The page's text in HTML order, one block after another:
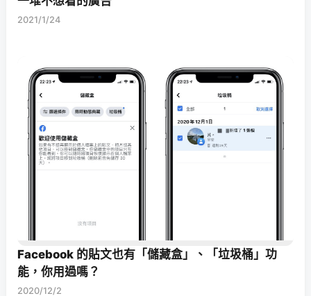
2021/1/24
Facebook 的貼文也有「儲藏盒」、「垃圾桶」功
能，你用過嗎？
2020/12/2